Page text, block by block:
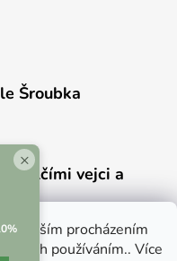
Dalším procházením
jejich používáním.. Více
Šroubka
vejci a
×